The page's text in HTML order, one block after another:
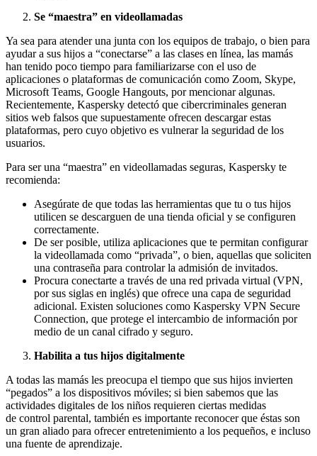
Se “maestra” en videollamadas
Ya sea para atender una junta con los equipos de trabajo, o bien para
ayudar a sus hijos a “conectarse” a las clases en línea, las mamás
han tenido poco tiempo para familiarizarse con el uso de
aplicaciones o plataformas de comunicación como Zoom, Skype,
Microsoft Teams, Google Hangouts, por mencionar algunas.
Recientemente, Kaspersky detectó que cibercriminales generan
sitios web falsos que supuestamente ofrecen descargar estas
plataformas, pero cuyo objetivo es vulnerar la seguridad de los
usuarios.
Para ser una “maestra” en videollamadas seguras, Kaspersky te
recomienda:
Asegúrate de que todas las herramientas que tu o tus hijos
utilicen se descarguen de una tienda oficial y se configuren
correctamente.
De ser posible, utiliza aplicaciones que te permitan configurar
la videollamada como “privada”, o bien, aquellas que soliciten
una contraseña para controlar la admisión de invitados.
Procura conectarte a través de una red privada virtual (VPN,
por sus siglas en inglés) que ofrece una capa de seguridad
adicional. Existen soluciones como Kaspersky VPN Secure
Connection, que protege el intercambio de información por
medio de un canal cifrado y seguro.
Habilita a tus hijos digitalmente
A todas las mamás les preocupa el tiempo que sus hijos invierten
“pegados” a los dispositivos móviles; si bien sabemos que las
actividades digitales de los niños requieren ciertas medidas
de control parental, también es importante reconocer que éstas son
un gran aliado para ofrecer entretenimiento a los pequeños, e incluso
una fuente de aprendizaje.